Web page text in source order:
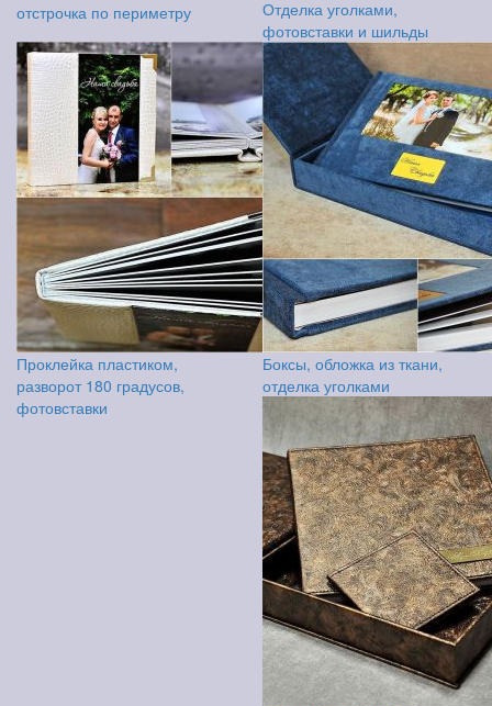
отстрочка по периметру
Отделка уголками,
фотовставки и шильды
Проклейка пластиком,
разворот 180 градусов,
фотовставки
Боксы, обложка из ткани,
отделка уголками